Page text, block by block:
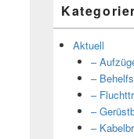
Aktuell
–
–
–
–
–